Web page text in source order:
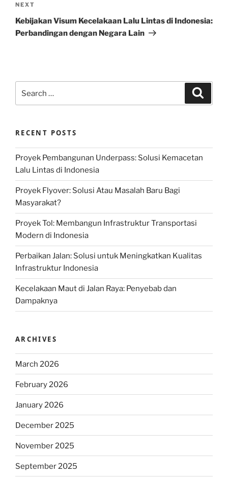
Next
Post
NEXT
Kebijakan Visum Kecelakaan Lalu Lintas di Indonesia:
Perbandingan dengan Negara Lain
for:
RECENT POSTS
Proyek Pembangunan Underpass: Solusi Kemacetan
Lalu Lintas di Indonesia
Proyek Flyover: Solusi Atau Masalah Baru Bagi
Masyarakat?
Proyek Tol: Membangun Infrastruktur Transportasi
Modern di Indonesia
Perbaikan Jalan: Solusi untuk Meningkatkan Kualitas
Infrastruktur Indonesia
Kecelakaan Maut di Jalan Raya: Penyebab dan
Dampaknya
ARCHIVES
March 2026
February 2026
January 2026
December 2025
November 2025
September 2025